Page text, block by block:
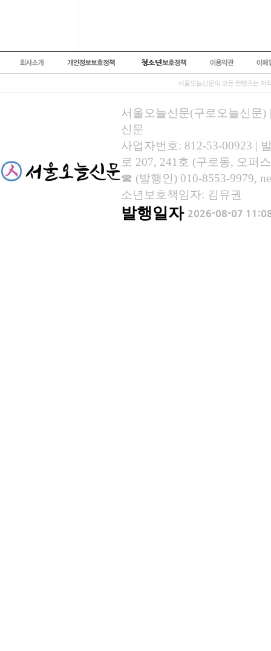
서울오늘신문의 모든 컨텐츠는 저
서울오늘신문(구로오늘신문)
신문
사업자번호: 812-53-00923 |
로 207, 241호 (구로동, 오퍼
☎ (발행인) 010-8553-9979,
소년보호책임자: 김유권
발행일자